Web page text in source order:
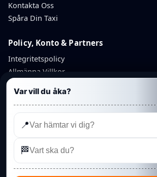
Var vill du åka?
📍
🏁
Kontakta Oss
Spåra Din Taxi
Policy, Konto & Partners
Integritetspolicy
Allmänna Villkor
Återbetalningspolicy
Partnerkonto
Admin
©Linköping Punkt Taxi AB— Taxi Point.